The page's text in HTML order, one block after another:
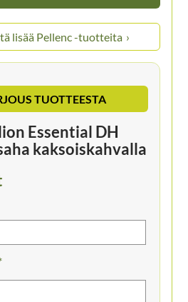
Pellenc -tuotteita
TUOTTEESTA
Essential DH
kaksoiskahvalla